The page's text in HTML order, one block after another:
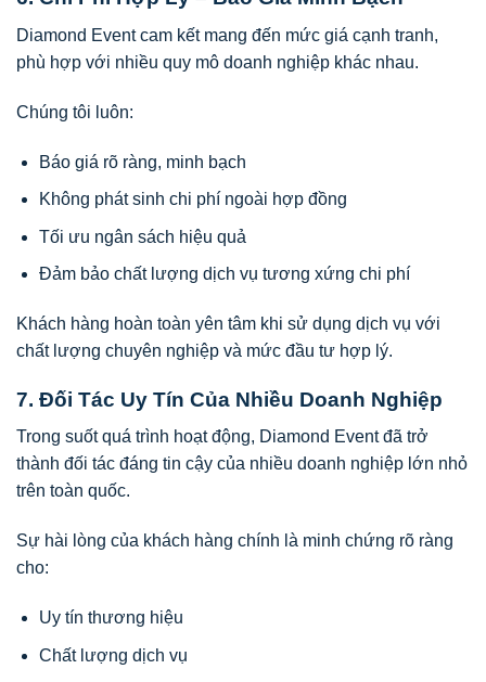
Diamond Event cam kết mang đến mức giá cạnh tranh,
phù hợp với nhiều quy mô doanh nghiệp khác nhau.
Chúng tôi luôn:
Báo giá rõ ràng, minh bạch
Không phát sinh chi phí ngoài hợp đồng
Tối ưu ngân sách hiệu quả
Đảm bảo chất lượng dịch vụ tương xứng chi phí
Khách hàng hoàn toàn yên tâm khi sử dụng dịch vụ với
chất lượng chuyên nghiệp và mức đầu tư hợp lý.
7. Đối Tác Uy Tín Của Nhiều Doanh Nghiệp
Trong suốt quá trình hoạt động, Diamond Event đã trở
thành đối tác đáng tin cậy của nhiều doanh nghiệp lớn nhỏ
trên toàn quốc.
Sự hài lòng của khách hàng chính là minh chứng rõ ràng
cho:
Uy tín thương hiệu
Chất lượng dịch vụ